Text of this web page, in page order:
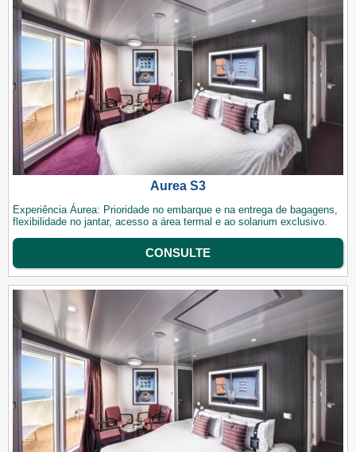
Aurea S3
Experiência Áurea: Prioridade no embarque e na entrega de bagagens,
flexibilidade no jantar, acesso a área termal e ao solarium exclusivo.
CONSULTE